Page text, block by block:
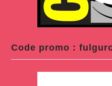
Code promo :